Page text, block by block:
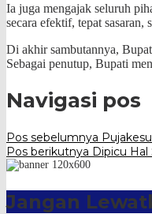
Ia juga mengajak seluruh
secara efektif, tepat sasaran,
Di akhir sambutannya,
Sebagai penutup, Bupati
Navigasi pos
Pos sebelumnya
Pos berikutnya Dipicu Hal
Jangan